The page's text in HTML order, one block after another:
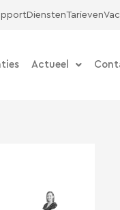
DienstenTarieven
Actueel